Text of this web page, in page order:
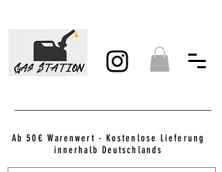
Ab 50€ Warenwert - Kostenlose Lieferung
innerhalb Deutschlands